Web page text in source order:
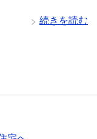
続きを読む